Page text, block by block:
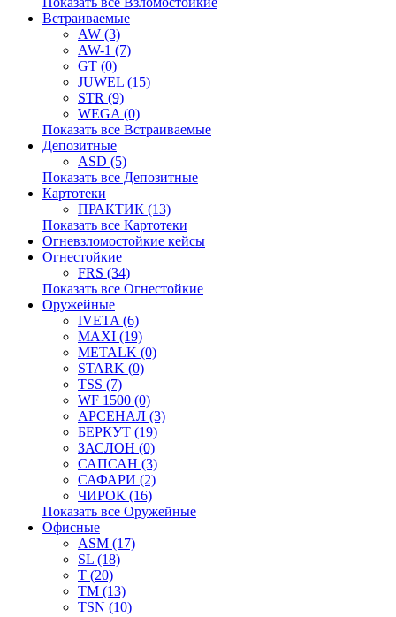
Встраиваемые
AW (3)
AW-1 (7)
GT (0)
JUWEL (15)
STR (9)
WEGA (0)
Показать все Встраиваемые
Депозитные
ASD (5)
Показать все Депозитные
Картотеки
ПРАКТИК (13)
Показать все Картотеки
Огневзломостойкие кейсы
Огнестойкие
FRS (34)
Показать все Огнестойкие
Оружейные
IVETA (6)
MAXI (19)
METALK (0)
STARK (0)
TSS (7)
WF 1500 (0)
АРСЕНАЛ (3)
БЕРКУТ (19)
ЗАСЛОН (0)
САПСАН (3)
САФАРИ (2)
ЧИРОК (16)
Показать все Оружейные
Офисные
ASM (17)
SL (18)
T (20)
TM (13)
TSN (10)